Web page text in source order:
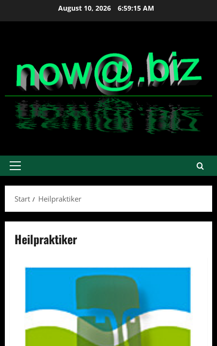
August 10, 2026 6:59:16 AM
Primäres
Start
Heilpraktiker
Heilpraktiker